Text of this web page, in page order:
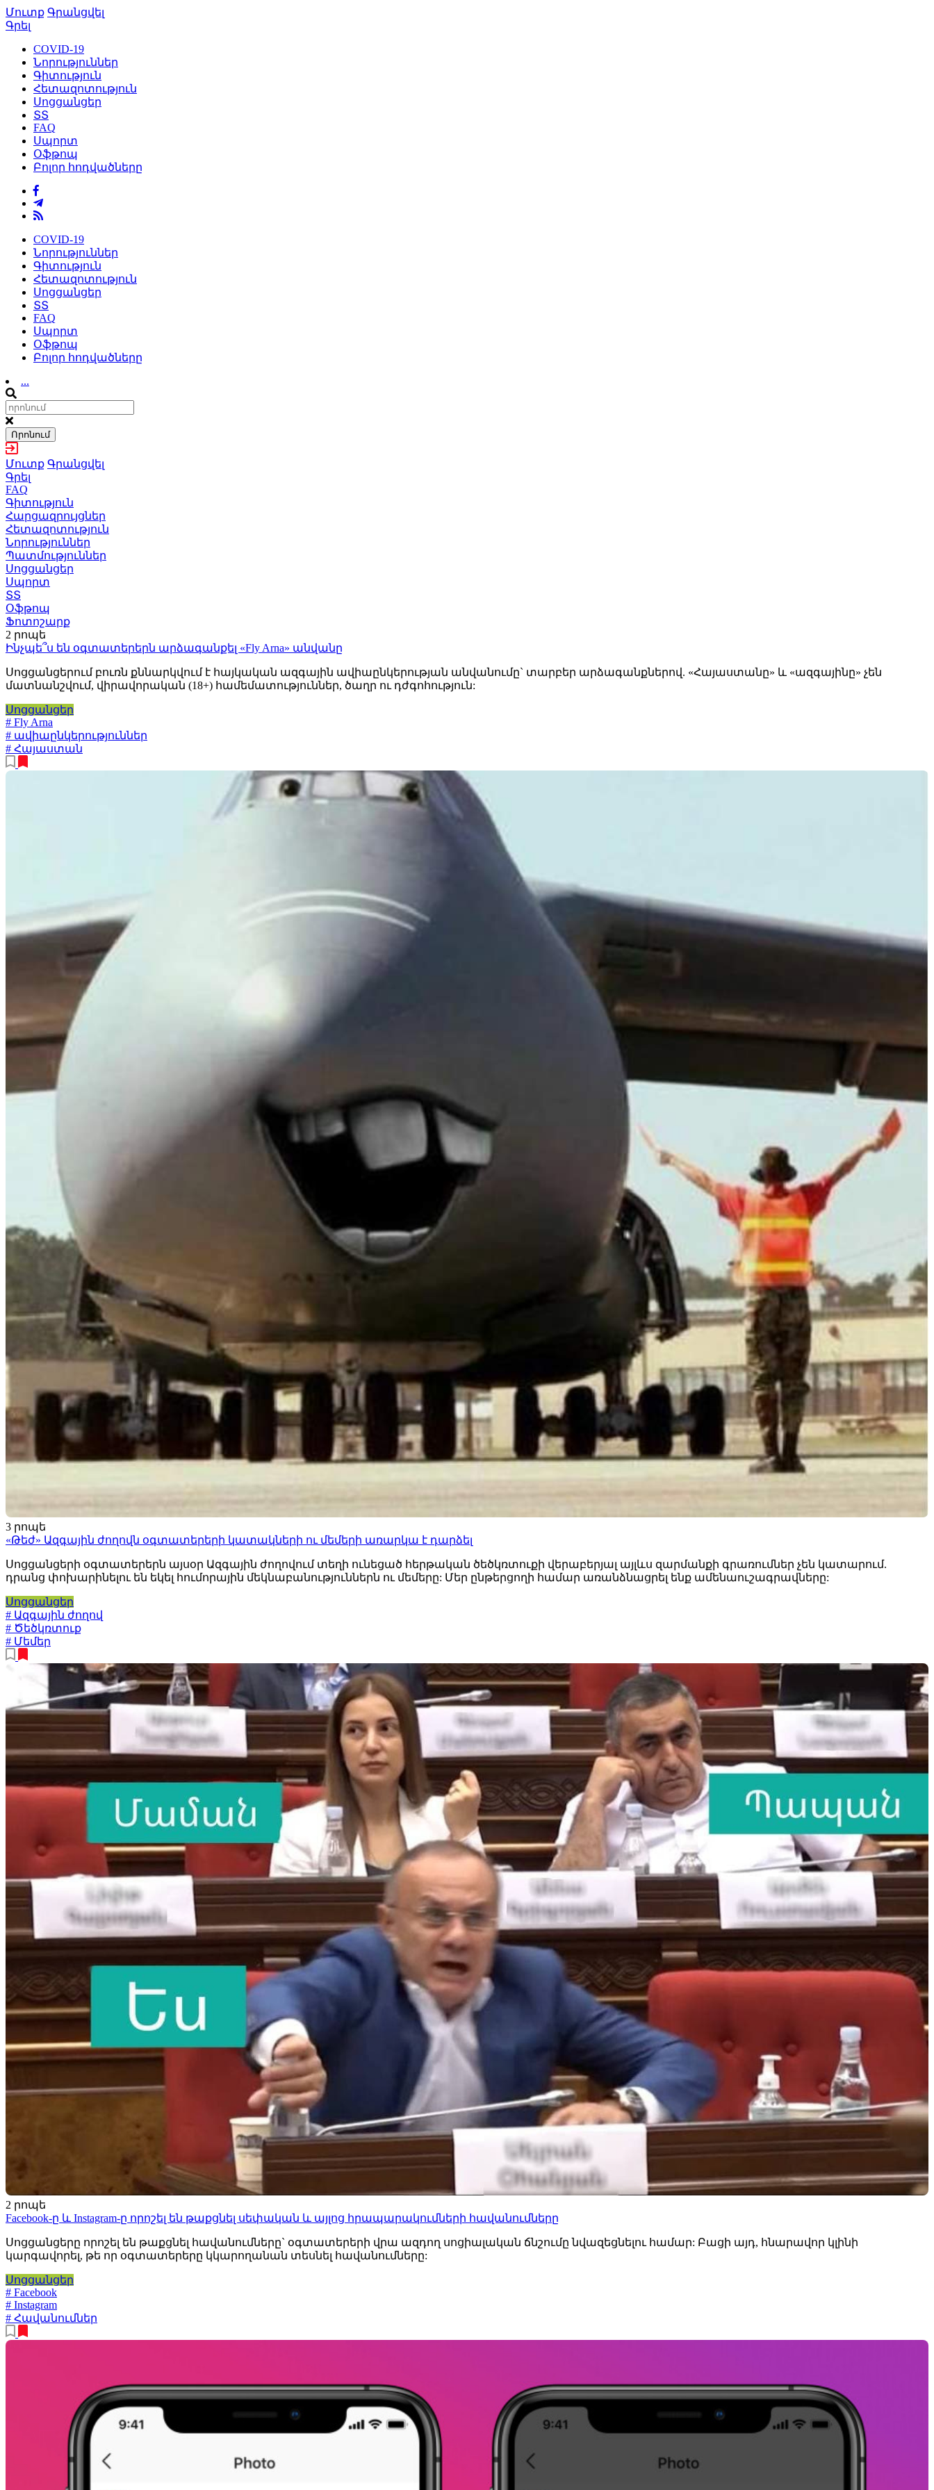
Մուտք Գրանցվել
Գրել
COVID-19
Նորություններ
Գիտություն
Հետազոտություն
Սոցցանցեր
ՏՏ
FAQ
Սպորտ
Օֆթոպ
Բոլոր հոդվածները
COVID-19
Նորություններ
Գիտություն
Հետազոտություն
Սոցցանցեր
ՏՏ
FAQ
Սպորտ
Օֆթոպ
Բոլոր հոդվածները
...
Որոնում
Մուտք Գրանցվել
Գրել
FAQ
Գիտություն
Հարցազրույցներ
Հետազոտություն
Նորություններ
Պատմություններ
Սոցցանցեր
Սպորտ
ՏՏ
Օֆթոպ
Ֆոտոշարք
2 րոպե
Ինչպե՞ս են օգտատերերն արձագանքել «Fly Arna» անվանը
Սոցցանցերում բուռն քննարկվում է հայկական ազգային ավիաընկերության անվանումը` տարբեր արձագանքներով. «Հայաստանը» և «ազգայինը» չեն
մատնանշվում, վիրավորական (18+) համեմատություններ, ծաղր ու դժգոհություն:
Սոցցանցեր
# Fly Arna
# ավիաընկերություններ
# Հայաստան
3 րոպե
«Թեժ» Ազգային ժողովն օգտատերերի կատակների ու մեմերի առարկա է դարձել
Սոցցանցերի օգտատերերն այսօր Ազգային ժողովում տեղի ունեցած հերթական ծեծկռտուքի վերաբերյալ այլևս զարմանքի գրառումներ չեն կատարում.
դրանց փոխարինելու են եկել հումորային մեկնաբանություններն ու մեմերը: Մեր ընթերցողի համար առանձնացրել ենք ամենաուշագրավները:
Սոցցանցեր
# Ազգային ժողով
# Ծեծկռտուք
# Մեմեր
2 րոպե
Facebook-ը և Instagram-ը որոշել են թաքցնել սեփական և այլոց հրապարակումների հավանումները
Սոցցանցերը որոշել են թաքցնել հավանումները` օգտատերերի վրա ազդող սոցիալական ճնշումը նվազեցնելու համար: Բացի այդ, հնարավոր կլինի
կարգավորել, թե որ օգտատերերը կկարողանան տեսնել հավանումները:
Սոցցանցեր
# Facebook
# Instagram
# Հավանումներ